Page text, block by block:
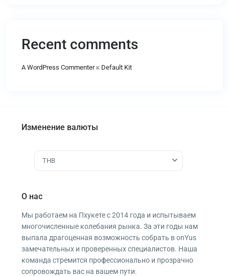
Recent comments
A WordPress Commenterк Default Kit
Изменение валюты
THB
О нас
Мы работаем на Пхукете с 2014 года и испытываем
многочисленные колебания рынка. За эти годы нам
выпала драгоценная возможность собрать в onYus
замечательных и проверенных специалистов. Наша
команда стремится профессионально и прозрачно
сопровождать вас на вашем пути.